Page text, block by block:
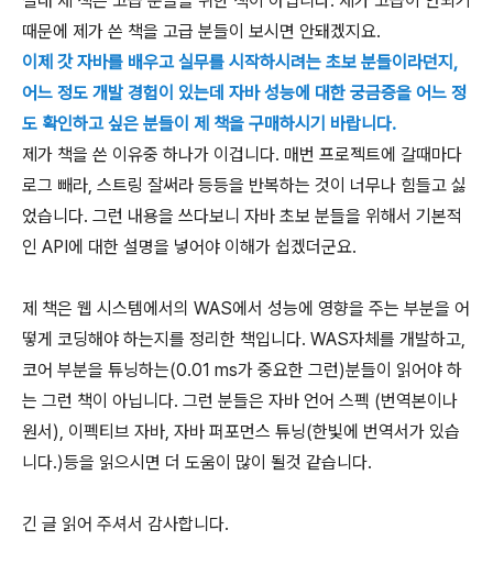
때문에 제가 쓴 책을 고급 분들이 보시면 안돼겠지요.
이제 갓 자바를 배우고 실무를 시작하시려는 초보 분들이라던지,
어느 정도 개발 경험이 있는데 자바 성능에 대한 궁금증을 어느 정
도 확인하고 싶은 분들이 제 책을 구매하시기 바랍니다.
제가 책을 쓴 이유중 하나가 이겁니다. 매번 프로젝트에 갈때마다
로그 빼라, 스트링 잘써라 등등을 반복하는 것이 너무나 힘들고 싫
었습니다. 그런 내용을 쓰다보니 자바 초보 분들을 위해서 기본적
인 API에 대한 설명을 넣어야 이해가 쉽겠더군요.
제 책은 웹 시스템에서의 WAS에서 성능에 영향을 주는 부분을 어
떻게 코딩해야 하는지를 정리한 책입니다. WAS자체를 개발하고,
코어 부분을 튜닝하는(0.01 ms가 중요한 그런)분들이 읽어야 하
는 그런 책이 아닙니다. 그런 분들은 자바 언어 스펙 (번역본이나
원서), 이펙티브 자바, 자바 퍼포먼스 튜닝(한빛에 번역서가 있습
니다.)등을 읽으시면 더 도움이 많이 될것 같습니다.
긴 글 읽어 주셔서 감사합니다.